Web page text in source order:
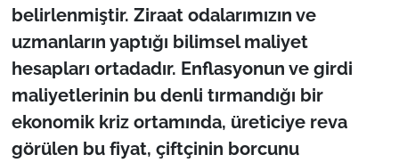
belirlenmiştir. Ziraat odalarımızın ve
uzmanların yaptığı bilimsel maliyet
hesapları ortadadır. Enflasyonun ve girdi
maliyetlerinin bu denli tırmandığı bir
ekonomik kriz ortamında, üreticiye reva
görülen bu fiyat, çiftçinin borcunu